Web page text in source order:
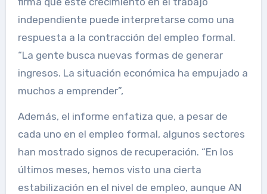
independiente puede interpretarse como una
respuesta a la contracción del empleo formal.
“La gente busca nuevas formas de generar
ingresos. La situación económica ha empujado a
muchos a emprender”,
Además, el informe enfatiza que, a pesar de
cada uno en el empleo formal, algunos sectores
han mostrado signos de recuperación. “En los
últimos meses, hemos visto una cierta
estabilización en el nivel de empleo, aunque AN